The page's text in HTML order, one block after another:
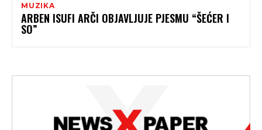
MUZIKA
ARBEN ISUFI ARČI OBJAVLJUJE PJESMU “ŠEĆER I
SO”